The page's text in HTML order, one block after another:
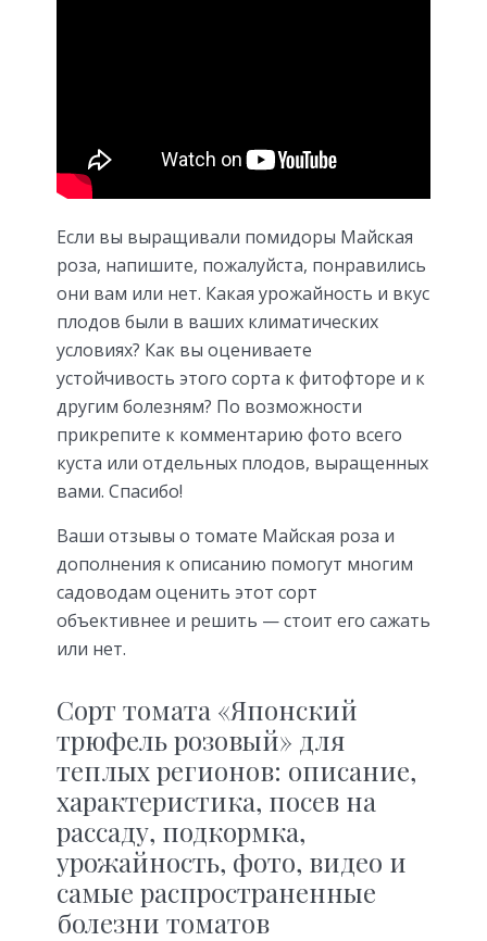
Если вы выращивали помидоры Майская
роза, напишите, пожалуйста, понравились
они вам или нет. Какая урожайность и вкус
плодов были в ваших климатических
условиях? Как вы оцениваете
устойчивость этого сорта к фитофторе и к
другим болезням? По возможности
прикрепите к комментарию фото всего
куста или отдельных плодов, выращенных
вами. Спасибо!
Ваши отзывы о томате Майская роза и
дополнения к описанию помогут многим
садоводам оценить этот сорт
объективнее и решить — стоит его сажать
или нет.
Сорт томата «Японский
трюфель розовый» для
теплых регионов: описание,
характеристика, посев на
рассаду, подкормка,
урожайность, фото, видео и
самые распространенные
болезни томатов